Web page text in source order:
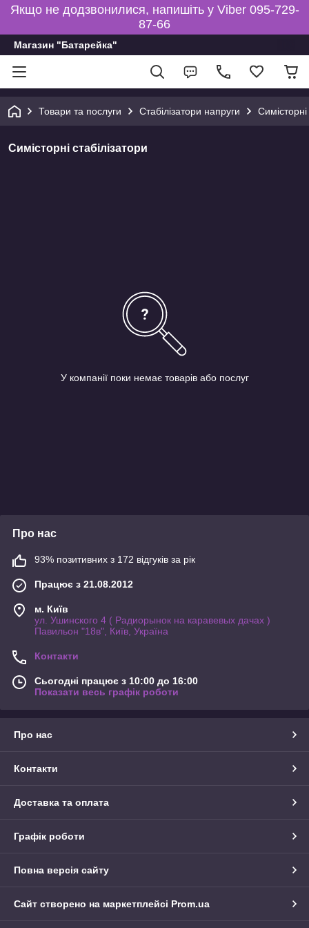
Якщо не додзвонилися, напишіть у Viber 095-729-
87-66
Магазин "Батарейка"
Товари та послуги Стабілізатори напруги Симісторні
Симісторні стабілізатори
У компанії поки немає товарів або послуг
Про нас
93% позитивних з 172 відгуків за рік
Працює з 21.08.2012
м. Київ
ул. Ушинского 4 ( Радиорынок на каравевых дачах )
Павильон "18в", Київ, Україна
Контакти
Сьогодні працює з 10:00 до 16:00
Показати весь графік роботи
Про нас
Контакти
Доставка та оплата
Графік роботи
Повна версія сайту
Сайт створено на маркетплейсі Prom.ua